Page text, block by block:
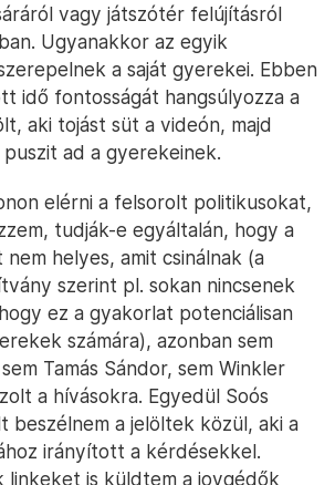
vagy játszótér felújításról
Ugyanakkor az egyik
a saját gyerekei. Ebben
idő fontosságát hangsúlyozza a
aki tojást süt a videón, majd
ad a gyerekeinek.
elérni a felsorolt politikusokat,
tudják-e egyáltalán, hogy a
helyes, amit csinálnak (a
szerint pl. sokan nincsenek
ez a gyakorlat potenciálisan
számára), azonban sem
Tamás Sándor, sem Winkler
a hívásokra. Egyedül Soós
beszélnem a jelöltek közül, aki a
irányított a kérdésekkel.
linkeket is küldtem a jovgédők